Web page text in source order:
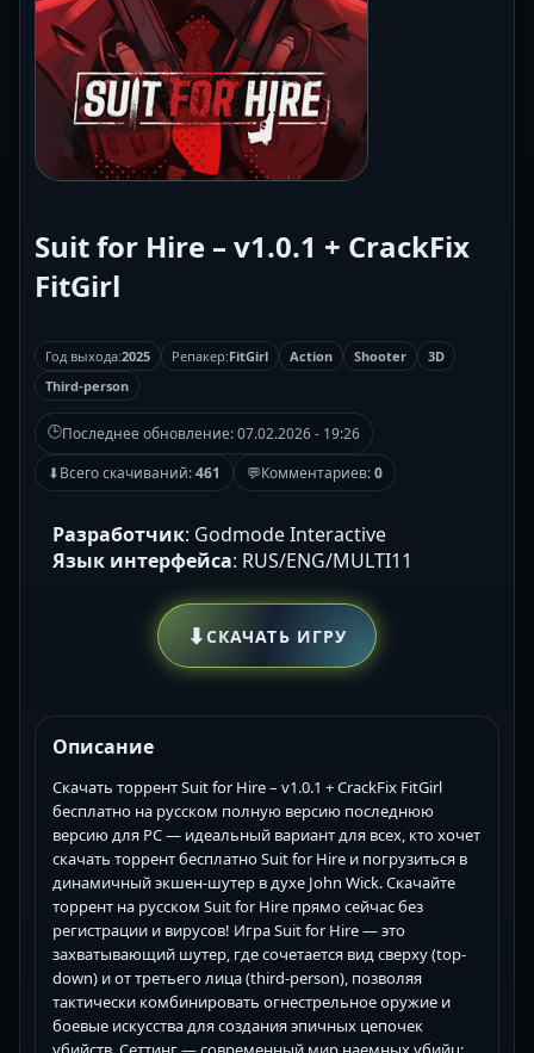
Suit for Hire – v1.0.1 + CrackFix
FitGirl
Год выхода:2025 Репакер:FitGirl Action Shooter
3D
Third-person
🕒Последнее обновление:07.02.2026 - 19:26
⬇Всего скачиваний:461 💬Комментариев:0
Разработчик: Godmode Interactive
Язык интерфейса: RUS/ENG/MULTI11
⬇СКАЧАТЬ ИГРУ
Описание
Скачать торрент Suit for Hire – v1.0.1 + CrackFix FitGirl
бесплатно на русском полную версию последнюю
версию для PC — идеальный вариант для всех, кто хочет
скачать торрент бесплатно Suit for Hire и погрузиться в
динамичный экшен-шутер в духе John Wick. Скачайте
торрент на русском Suit for Hire прямо сейчас без
регистрации и вирусов! Игра Suit for Hire — это
захватывающий шутер, где сочетается вид сверху (top-
down) и от третьего лица (third-person), позволяя
тактически комбинировать огнестрельное оружие и
боевые искусства для создания эпичных цепочек